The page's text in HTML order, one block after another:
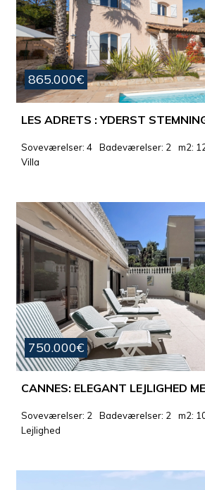
865.000€
Soveværelser: 4 Badeværelser: 2
m2:
Villa
750.000€
Soveværelser: 2 Badeværelser: 2
m2:
Lejlighed